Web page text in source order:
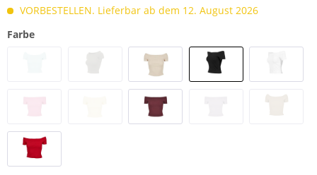
VORBESTELLEN. Lieferbar ab dem 12. August 2026
Farbe